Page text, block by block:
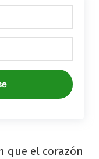
que el corazón